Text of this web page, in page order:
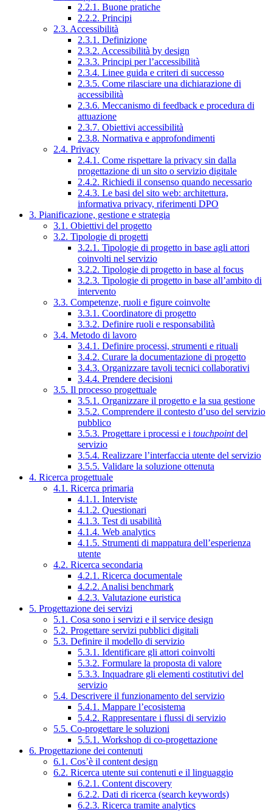
2.2.1. Buone pratiche
2.2.2. Principi
2.3. Accessibilità
2.3.1. Definizione
2.3.2. Accessibilità by design
2.3.3. Principi per l’accessibilità
2.3.4. Linee guida e criteri di successo
2.3.5. Come rilasciare una dichiarazione di
accessibilità
2.3.6. Meccanismo di feedback e procedura di
attuazione
2.3.7. Obiettivi accessibilità
2.3.8. Normativa e approfondimenti
2.4. Privacy
2.4.1. Come rispettare la privacy sin dalla
progettazione di un sito o servizio digitale
2.4.2. Richiedi il consenso quando necessario
2.4.3. Le basi del sito web: architettura,
informativa privacy, riferimenti DPO
3. Pianificazione, gestione e strategia
3.1. Obiettivi del progetto
3.2. Tipologie di progetti
3.2.1. Tipologie di progetto in base agli attori
coinvolti nel servizio
3.2.2. Tipologie di progetto in base al focus
3.2.3. Tipologie di progetto in base all’ambito di
intervento
3.3. Competenze, ruoli e figure coinvolte
3.3.1. Coordinatore di progetto
3.3.2. Definire ruoli e responsabilità
3.4. Metodo di lavoro
3.4.1. Definire processi, strumenti e rituali
3.4.2. Curare la documentazione di progetto
3.4.3. Organizzare tavoli tecnici collaborativi
3.4.4. Prendere decisioni
3.5. Il processo progettuale
3.5.1. Organizzare il progetto e la sua gestione
3.5.2. Comprendere il contesto d’uso del servizio
pubblico
3.5.3. Progettare i processi e i touchpointdel
servizio
3.5.4. Realizzare l’interfaccia utente del servizio
3.5.5. Validare la soluzione ottenuta
4. Ricerca progettuale
4.1. Ricerca primaria
4.1.1. Interviste
4.1.2. Questionari
4.1.3. Test di usabilità
4.1.4. Web analytics
4.1.5. Strumenti di mappatura dell’esperienza
utente
4.2. Ricerca secondaria
4.2.1. Ricerca documentale
4.2.2. Analisi benchmark
4.2.3. Valutazione euristica
5. Progettazione dei servizi
5.1. Cosa sono i servizi e il service design
5.2. Progettare servizi pubblici digitali
5.3. Definire il modello di servizio
5.3.1. Identificare gli attori coinvolti
5.3.2. Formulare la proposta di valore
5.3.3. Inquadrare gli elementi costitutivi del
servizio
5.4. Descrivere il funzionamento del servizio
5.4.1. Mappare l’ecosistema
5.4.2. Rappresentare i flussi di servizio
5.5. Co-progettare le soluzioni
5.5.1. Workshop di co-progettazione
6. Progettazione dei contenuti
6.1. Cos’è il content design
6.2. Ricerca utente sui contenuti e il linguaggio
6.2.1. Content discovery
6.2.2. Dati di ricerca (search keywords)
6.2.3. Ricerca tramite analytics